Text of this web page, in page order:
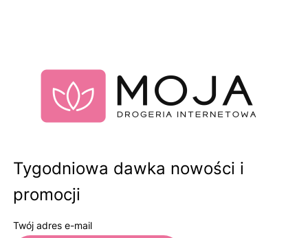
Tygodniowa dawka nowości i
promocji
Twój adres e-mail